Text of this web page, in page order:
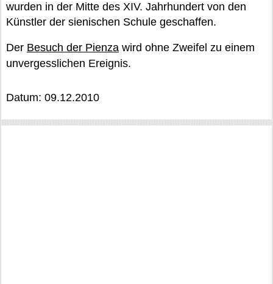
wurden in der Mitte des XIV. Jahrhundert von den
Künstler der sienischen Schule geschaffen.
Der Besuch der Pienza wird ohne Zweifel zu einem
unvergesslichen Ereignis.
Datum: 09.12.2010